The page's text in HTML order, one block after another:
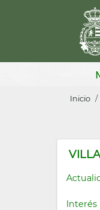
de
a
la
Inicio
Interés